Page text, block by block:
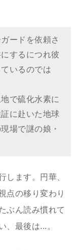
ードを依頼さ
するにつれ彼
いるのでは
で硫化水素に
に赴いた地球
場で謎の娘・
します。円華、
点の移り変わり
ぶん読み慣れて
、最後は...。